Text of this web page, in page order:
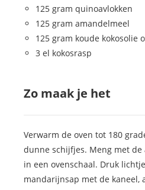
125 gram quinoavlokken
125 gram amandelmeel
125 gram koude kokosolie
3 el kokosrasp
Zo maak je het
Verwarm de oven tot 180
dunne schijfjes. Meng met
in een ovenschaal. Druk
mandarijnsap met de kaneel,